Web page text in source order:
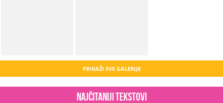
PRIKAŽI SVE GALERIJE
Najčitaniji tekstovi